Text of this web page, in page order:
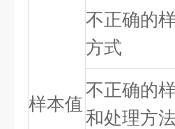
样本值
不正确的
方式
不正确的
和处理方法